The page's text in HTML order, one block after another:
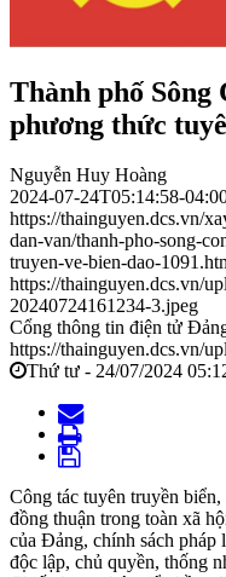
Thành phố
phương thức
Nguyễn Huy Hoàng
2024-07-24T05:14:58-
https://thainguyen.dcs.vn/
dan-van/thanh-pho-song-
truyen-ve-bien-dao-
https://thainguyen.dcs.vn/
20240724161234-3.jpeg
Cổng thông tin điện tử
https://thainguyen.dcs.vn/
Thứ tư - 24/07/2024
Công tác tuyên truyền
đồng thuận trong toàn xã
của Đảng, chính sách pháp
độc lập, chủ quyền, thống